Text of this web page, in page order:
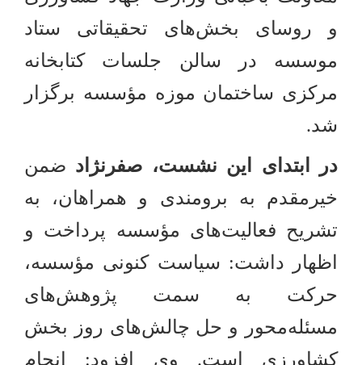
و روسای بخش‌های تحقیقاتی ستاد
موسسه
در سالن جلسات کتابخانه
مرکزی ساختمان موزه مؤسسه برگزار
شد.
در ابتدای این نشست، صفرنژاد ضمن
خیرمقدم به برومندی و همراهان، به
تشریح فعالیت‌های مؤسسه پرداخت و
اظهار داشت: سیاست کنونی مؤسسه،
حرکت به سمت پژوهش‌های
مسئله‌محور و حل چالش‌های روز بخش
کشاورزی است. وی افزود: انجام